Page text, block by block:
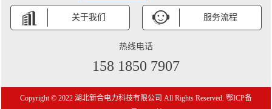
关于我们 服务流程
热线电话
158 1850 7907
Copyright © 2022 湖北新合电力科技有限公司 All Rights Reserved. 鄂ICP备